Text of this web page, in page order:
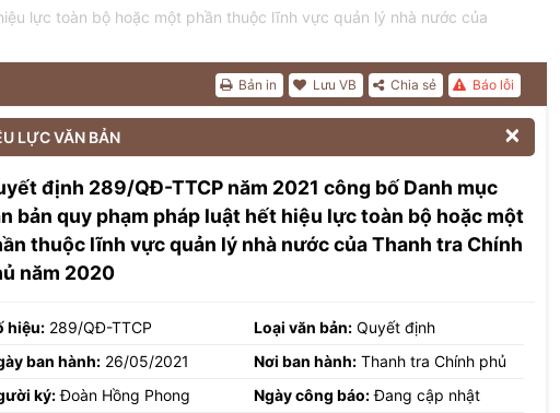
lực toàn bộ hoặc một phần thuộc lĩnh vực quản lý nhà nước của
Báo lỗi
Chia sẻ
Lưu VB
Bản in
LỰC VĂN BẢN 
định 289/QĐ-TTCP năm 2021 công bố Danh mục
bản quy phạm pháp luật hết hiệu lực toàn bộ hoặc một
thuộc lĩnh vực quản lý nhà nước của Thanh tra Chính
năm 2020
hiệu: 289/QĐ-TTCP Loại văn bản: Quyết định
ban hành: 26/05/2021 Nơi ban hành: Thanh tra Chính phủ
ký:Đoàn Hồng Phong Ngày công báo:Đang cập nhật